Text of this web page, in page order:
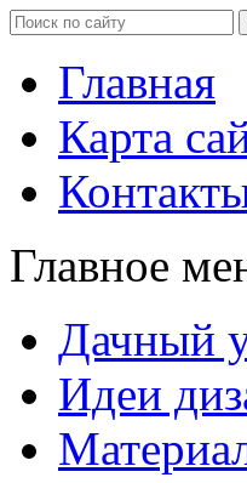
Главная
Карта
Главное
Дачный
Идеи